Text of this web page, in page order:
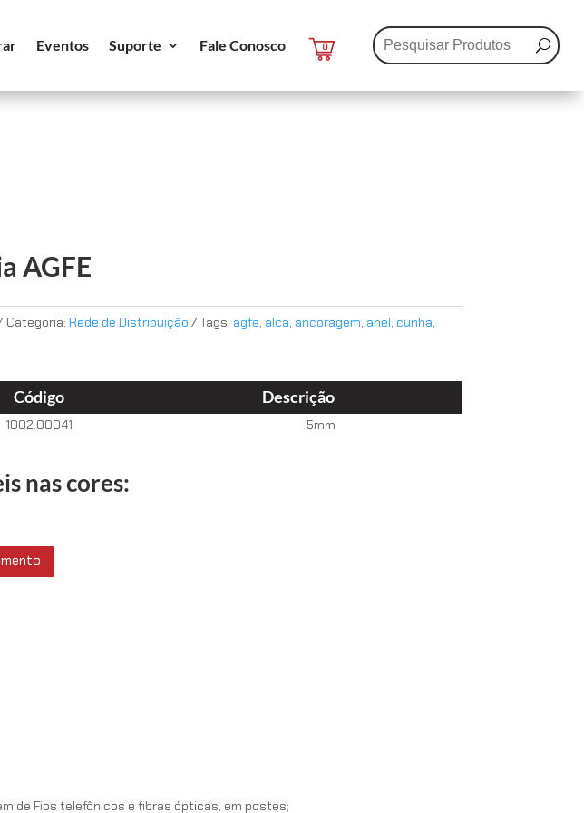
Eventos Suporte Fale Conosco 0
AGFE
Categoria: Rede de Distribuição Tags: agfe, alca, ancoragem, anel, cunha,
Código Descrição
1002.00041 5mm
nas cores:
de Fios telefônicos e fibras ópticas, em postes;